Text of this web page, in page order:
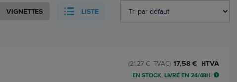
VIGNETTES LISTE
17,58 € HTVA
(21,27 € TVAC)
EN STOCK, LIVRÉ EN 24/48H